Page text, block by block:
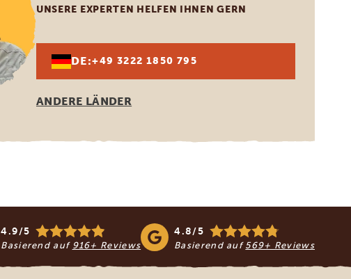
UNSERE EXPERTEN HELFEN IHNEN GERN
DE:+49 3222 1850 795
ANDERE LÄNDER
4.9/5
Basierend auf 916+ Reviews
4.8/5
Basierend auf 569+ Reviews